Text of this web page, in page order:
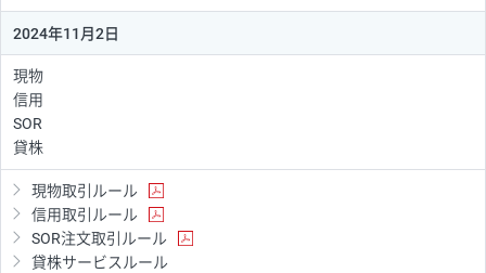
2024年11月2日
現物
信用
SOR
貸株
現物取引ルール
信用取引ルール
SOR注文取引ルール
貸株サービスルール